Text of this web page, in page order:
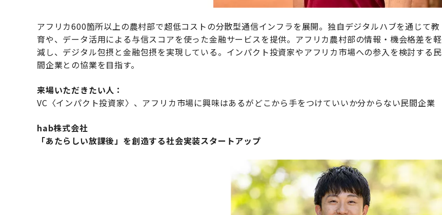
アフリカ600箇所以上の農村部で超低コストの分散型通信インフラを展開。独自デジタルハブを通じて教
育や、データ活用による与信スコアを使った金融サービスを提供。アフリカ農村部の情報・機会格差を軽
減し、デジタル包摂と金融包摂を実現している。インパクト投資家やアフリカ市場への参入を検討する民
間企業との協業を目指す。
来場いただきたい人：
VC〈インパクト投資家〉、アフリカ市場に興味はあるがどこから手をつけていいか分からない民間企業
hab株式会社
「あたらしい放課後」を創造する社会実装スタートアップ